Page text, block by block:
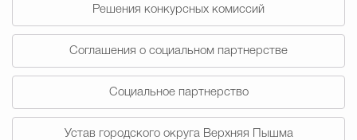
Государственные организации
Решения конкурсных комиссий
Соглашения о социальном партнерстве
Социальное партнерство
Устав городского округа Верхняя Пышма